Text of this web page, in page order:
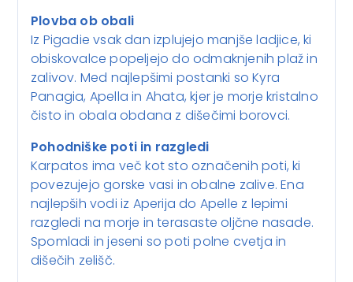
Plovba ob obali
Iz Pigadie vsak dan izplujejo manjše ladjice, ki
obiskovalce popeljejo do odmaknjenih plaž in
zalivov. Med najlepšimi postanki so Kyra
Panagia, Apella in Ahata, kjer je morje kristalno
čisto in obala obdana z dišečimi borovci.
Pohodniške poti in razgledi
Karpatos ima več kot sto označenih poti, ki
povezujejo gorske vasi in obalne zalive. Ena
najlepših vodi iz Aperija do Apelle z lepimi
razgledi na morje in terasaste oljčne nasade.
Spomladi in jeseni so poti polne cvetja in
dišečih zelišč.